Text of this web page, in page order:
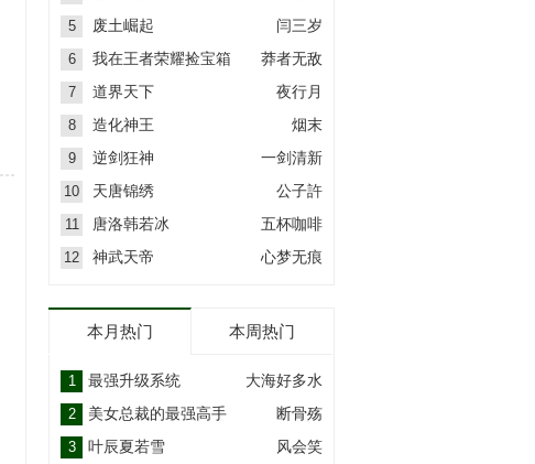
5 闫三岁
废土崛起
6 莽者无敌
我在王者荣耀捡宝箱
7 夜行月
道界天下
8 烟末
造化神王
9 一剑清新
逆剑狂神
10 公子許
天唐锦绣
11 五杯咖啡
唐洛韩若冰
12 心梦无痕
神武天帝
本月热门 本周热门
1 大海好多水
最强升级系统
2 断骨殇
美女总裁的最强高手
3 风会笑
叶辰夏若雪